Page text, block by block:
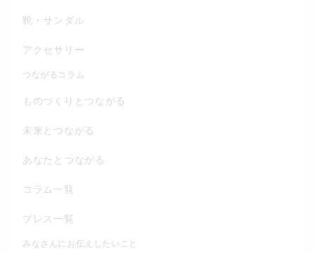
靴・サンダル
アクセサリー
つながるコラム
ものづくりとつながる
未来とつながる
あなたとつながる
コラム一覧
プレス一覧
みなさんにお伝えしたいこと